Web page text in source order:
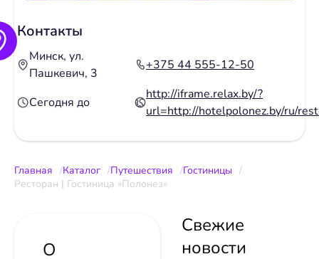
Контакты
Минск, ул.
Пашкевич, 3
+375 44 555-12-50
Сегодня до
http://iframe.relax.by/?
url=http://hotelpolonez.by/ru/
Главная Каталог Путешествия
Гостиницы
Ресторан | Гостиница «Полонез»
О
Свежие
новости